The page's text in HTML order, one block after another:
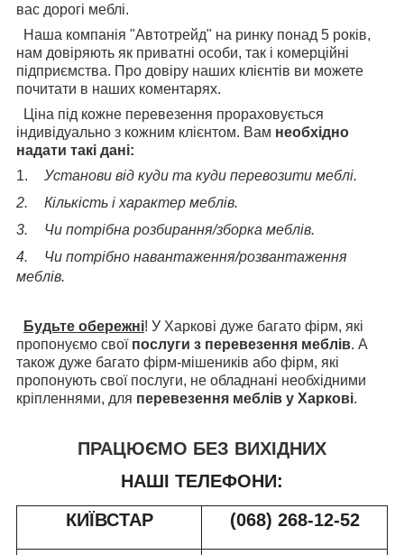
вас дорогі меблі.
Наша компанія "Автотрейд" на ринку понад 5 років,
нам довіряють як приватні особи, так і комерційні
підприємства. Про довіру наших клієнтів ви можете
почитати в наших коментарях.
Ціна під кожне перевезення прораховується
індивідуально з кожним клієнтом. Вам необхідно
надати такі дані:
1.
Установи від куди та куди перевозити меблі.
2.
Кількість і характер меблів.
3.
Чи потрібна розбирання/зборка меблів.
4.
Чи потрібно навантаження/розвантаження
меблів.
Будьте обережні! У Харкові дуже багато фірм, які
пропонуємо свої послуги з перевезення меблів. А
також дуже багато фірм-мішеників або фірм, які
пропонують свої послуги, не обладнані необхідними
кріпленнями, для перевезення меблів у Харкові.
ПРАЦЮЄМО БЕЗ ВИХІДНИХ
НАШІ ТЕЛЕФОНИ:
КИЇВСТАР
(068) 268-12-52